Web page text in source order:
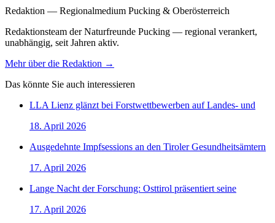
Redaktion — Regionalmedium Pucking & Oberösterreich
Redaktionsteam der Naturfreunde Pucking — regional verankert,
unabhängig, seit Jahren aktiv.
Mehr über die Redaktion →
Das könnte Sie auch interessieren
LLA Lienz glänzt bei Forstwettbewerben auf Landes- und
18. April 2026
Ausgedehnte Impfsessions an den Tiroler Gesundheitsämtern
17. April 2026
Lange Nacht der Forschung: Osttirol präsentiert seine
17. April 2026